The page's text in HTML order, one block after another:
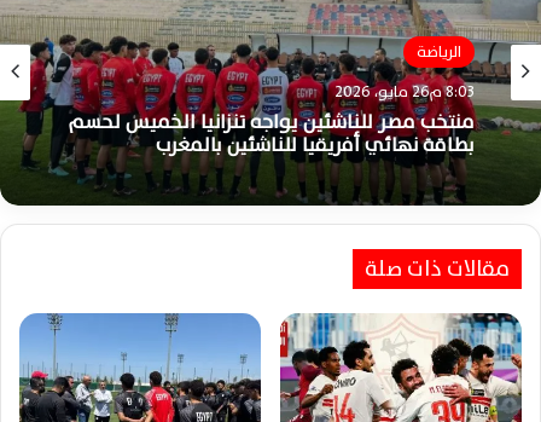
الرياضة
8:03 م26 مايو، 2026
منتخب مصر للناشئين يواجه تنزانيا الخميس لحسم
بطاقة نهائي أفريقيا للناشئين بالمغرب
الزمالك
3:41 م25 مايو، 2026
الزمالك يوجه الشكر للمهنئين بعد التتويج
مقالات ذات صلة